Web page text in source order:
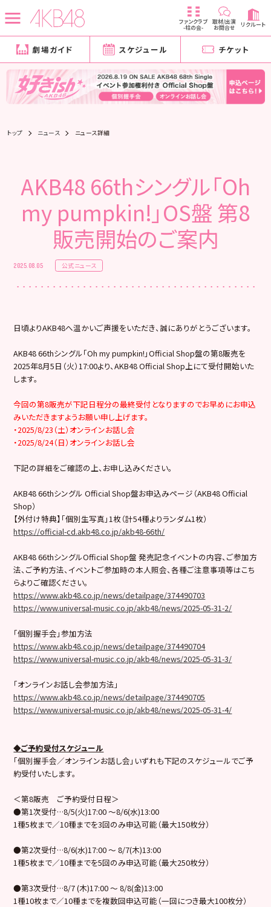
ファンクラブ
-柱の会-
取材/出演
お問合せ リクルート
劇場ガイド スケジュール チケット
トップ ニュース ニュース詳細
AKB48 66thシングル「Oh
my pumpkin!」OS盤 第8
販売開始のご案内
2025.08.05 公式ニュース
日頃よりAKB48へ温かいご声援をいただき、誠にありがとうございます。
AKB48 66thシングル「Oh my pumpkin!」Official Shop盤の第8販売を
2025年8月5日（火）17:00より、AKB48 Official Shop上にて受付開始いた
します。
今回の第8販売が下記日程分の最終受付となりますのでお早めにお申込
みいただきますようお願い申し上げます。
・2025/8/23（土）オンラインお話し会
・2025/8/24（日）オンラインお話し会
下記の詳細をご確認の上、お申し込みください。
AKB48 66thシングル Official Shop盤お申込みページ（AKB48 Official
Shop）
【外付け特典】「個別生写真」1枚（計54種よりランダム1枚）
https://official-cd.akb48.co.jp/akb48-66th/
AKB48 66thシングルOfficial Shop盤 発売記念イベントの内容、ご参加方
法、ご予約方法、イベントご参加時の本人照会、各種ご注意事項等はこち
らよりご確認ください。
https://www.akb48.co.jp/news/detailpage/374490703
https://www.universal-music.co.jp/akb48/news/2025-05-31-2/
「個別握手会」参加方法
https://www.akb48.co.jp/news/detailpage/374490704
https://www.universal-music.co.jp/akb48/news/2025-05-31-3/
「オンラインお話し会参加方法」
https://www.akb48.co.jp/news/detailpage/374490705
https://www.universal-music.co.jp/akb48/news/2025-05-31-4/
◆ご予約受付スケジュール
「個別握手会／オンラインお話し会」いずれも下記のスケジュールでご予
約受付いたします。
＜第8販売 ご予約受付日程＞
●第1次受付…8/5(火)17:00 ～8/6(水)13:00
1種5枚まで／10種までを3回のみ申込可能（最大150枚分）
●第2次受付…8/6(水)17:00 ～ 8/7(木)13:00
1種5枚まで／10種までを5回のみ申込可能（最大250枚分）
●第3次受付…8/7 (木)17:00 ～ 8/8(金)13:00
1種10枚まで／10種までを複数回申込可能（一回につき最大100枚分）